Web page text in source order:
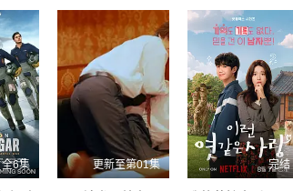
全6集 更新至第01集 完结